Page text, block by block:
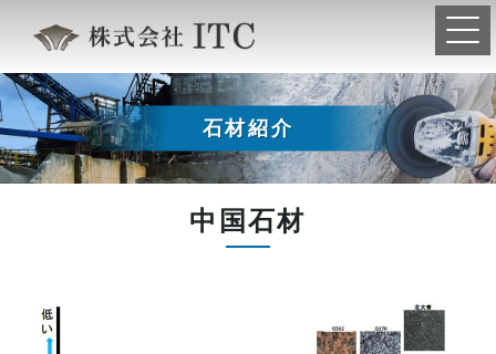
石材紹介
中国石材